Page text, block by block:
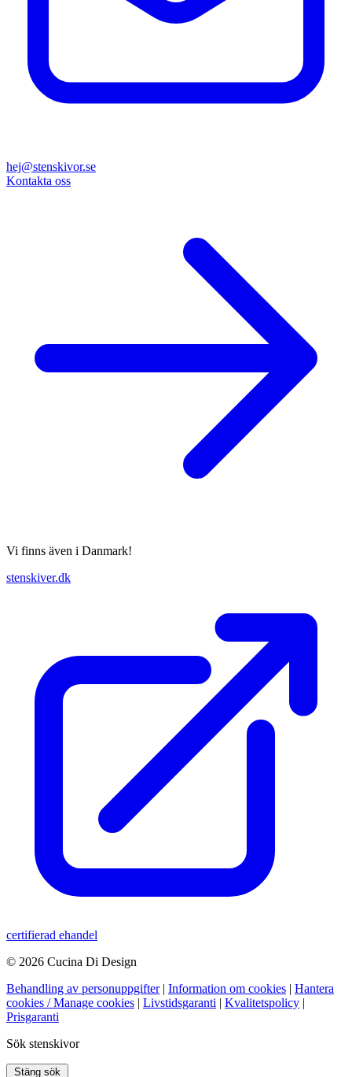
hej@stenskivor.se
Kontakta oss
Vi finns även i Danmark!
stenskiver.dk
certifierad ehandel
© 2026 Cucina Di Design
Behandling av personuppgifter | Information om cookies | Hantera
cookies / Manage cookies | Livstidsgaranti | Kvalitetspolicy |
Prisgaranti
Sök stenskivor
Stäng sök